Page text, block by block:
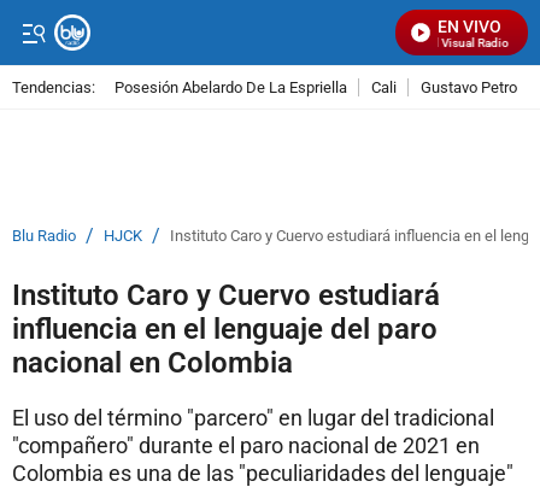
EN VIVO
Señal Visual Radio
Tendencias: Posesión Abelardo De La Espriella Cali Gustavo Petro
Blu Radio / HJCK / Instituto Caro y Cuervo estudiará influencia en el
Instituto Caro y Cuervo estudiará
influencia en el lenguaje del paro
nacional en Colombia
El uso del término "parcero" en lugar del tradicional
"compañero" durante el paro nacional de 2021 en
Colombia es una de las "peculiaridades del lenguaje"